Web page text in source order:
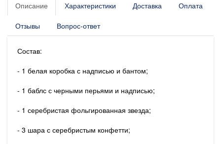
Описание Характеристики Доставка Оплата
Отзывы Вопрос-ответ
Состав:
- 1 белая коробка с надписью и бантом;
- 1 баблс с черными перьями и надписью;
- 1 серебристая фольгированная звезда;
- 3 шара с серебристым конфетти;